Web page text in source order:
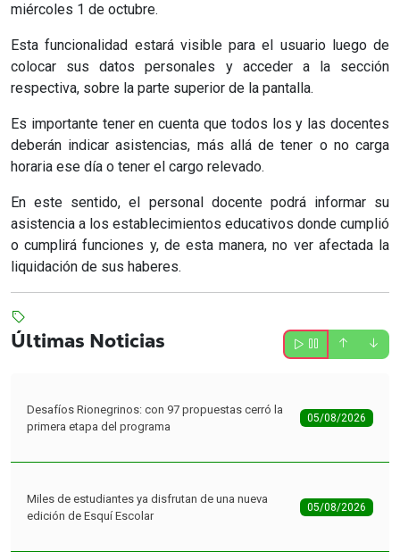
miércoles 1 de octubre.
Esta funcionalidad estará visible para el usuario luego de
colocar sus datos personales y acceder a la sección
respectiva, sobre la parte superior de la pantalla.
Es importante tener en cuenta que todos los y las docentes
deberán indicar asistencias, más allá de tener o no carga
horaria ese día o tener el cargo relevado.
En este sentido, el personal docente podrá informar su
asistencia a los establecimientos educativos donde cumplió
o cumplirá funciones y, de esta manera, no ver afectada la
liquidación de sus haberes.
Últimas Noticias
Desafíos Rionegrinos: con 97 propuestas cerró la
primera etapa del programa
05/08/2026
Miles de estudiantes ya disfrutan de una nueva
edición de Esquí Escolar
05/08/2026